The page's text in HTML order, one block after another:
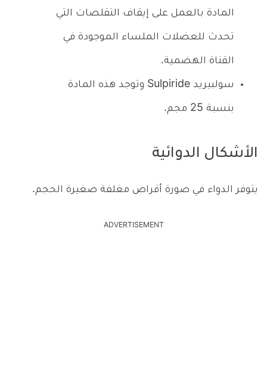
المادة بالعمل على إيقاف التقلصات التي
تحدث للعضلات الملساء الموجودة في
القناة الهضمية.
سولبيريد Sulpiride وتوجد هذه المادة
بنسبة 25 مجم.
الأشكال الدوائية
يتوفر الدواء في صورة أقراص مغلفة صغيرة الحجم.
ADVERTISEMENT